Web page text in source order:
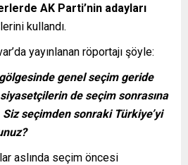
AK Parti’nin adayları
kullandı.
yayınlanan röportajı şöyle:
genel seçim geride
de seçim sonrasına
seçimden sonraki Türkiye’yi
aslında seçim öncesi